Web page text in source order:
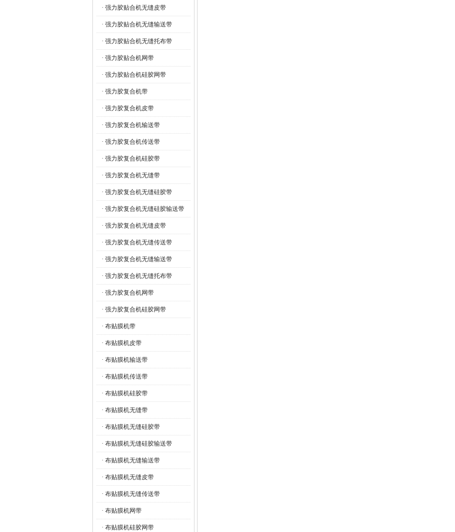
· 强力胶贴合机无缝皮带
· 强力胶贴合机无缝输送带
· 强力胶贴合机无缝托布带
· 强力胶贴合机网带
· 强力胶贴合机硅胶网带
· 强力胶复合机带
· 强力胶复合机皮带
· 强力胶复合机输送带
· 强力胶复合机传送带
· 强力胶复合机硅胶带
· 强力胶复合机无缝带
· 强力胶复合机无缝硅胶带
· 强力胶复合机无缝硅胶输送带
· 强力胶复合机无缝皮带
· 强力胶复合机无缝传送带
· 强力胶复合机无缝输送带
· 强力胶复合机无缝托布带
· 强力胶复合机网带
· 强力胶复合机硅胶网带
· 布贴膜机带
· 布贴膜机皮带
· 布贴膜机输送带
· 布贴膜机传送带
· 布贴膜机硅胶带
· 布贴膜机无缝带
· 布贴膜机无缝硅胶带
· 布贴膜机无缝硅胶输送带
· 布贴膜机无缝输送带
· 布贴膜机无缝皮带
· 布贴膜机无缝传送带
· 布贴膜机网带
· 布贴膜机硅胶网带